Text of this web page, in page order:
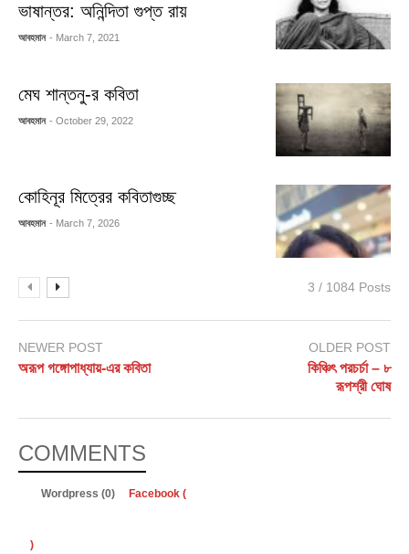
ভাষান্তর: অনিন্দিতা গুপ্ত রায়
আবহমান - March 7, 2021
মেঘ শান্তনু-র কবিতা
আবহমান - October 29, 2022
কোহিনূর মিত্রের কবিতাগুচ্ছ
আবহমান - March 7, 2026
3 / 1084 Posts
NEWER POST
অরূপ গঙ্গোপাধ্যায়-এর কবিতা
OLDER POST
কিঞ্চিৎ পরচর্চা – ৮
রূপশ্রী ঘোষ
COMMENTS
Wordpress (0) Facebook (
)